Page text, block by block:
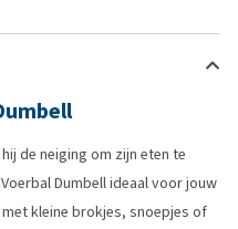
de neiging om zijn eten te
Dumbell ideaal voor jouw
kleine brokjes, snoepjes of